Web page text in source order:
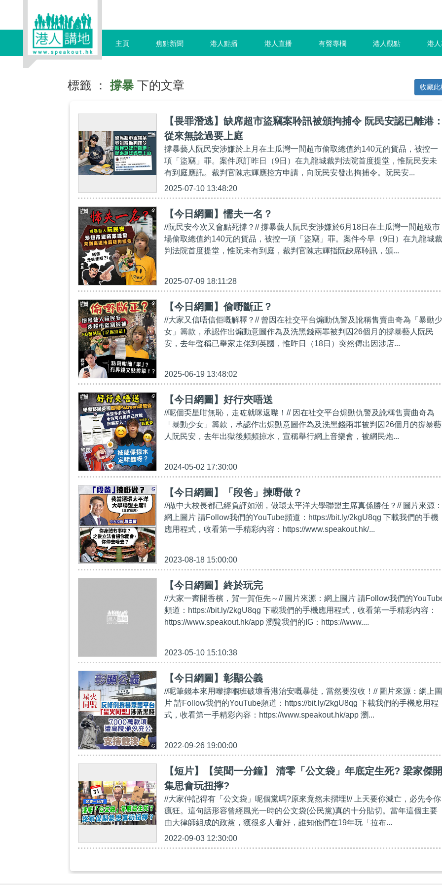
主頁 焦點新聞 港人點播 港人直播 有聲專欄 港人觀點 港
標籤 ： 撐暴 下的文章 收藏此
【畏罪潛逃】缺席超市盜竊案聆訊被頒拘捕令 阮民安認已離港
從來無諗過要上庭
撐暴藝人阮民安涉嫌於上月在土瓜灣一間超市偷取總值約140元的貨品，被控一
項「盜竊」罪。案件原訂昨日（9日）在九龍城裁判法院首度提堂，惟阮民安未
有到庭應訊。裁判官陳志輝應控方申請，向阮民安發出拘捕令。阮民安...
2025-07-10 13:48:20
【今日網圖】懦夫一名？
//阮民安今次又會點死撐？// 撐暴藝人阮民安涉嫌於6月18日在土瓜灣一間超級市
場偷取總值約140元的貨品，被控一項「盜竊」罪。案件今早（9日）在九龍城裁
判法院首度提堂，惟阮未有到庭，裁判官陳志輝指阮缺席聆訊，頒...
2025-07-09 18:11:28
【今日網圖】偷嘢斷正？
//大家又信唔信佢嘅解釋？// 曾因在社交平台煽動仇警及訛稱售賣曲奇為「暴動少
女」籌款，承認作出煽動意圖作為及洗黑錢兩罪被判囚26個月的撐暴藝人阮民
安，去年聲稱已舉家走佬到英國，惟昨日（18日）突然傳出因涉店...
2025-06-19 13:48:02
【今日網圖】好行夾唔送
//呢個奀星咁無恥，走咗就咪返嚟！// 因在社交平台煽動仇警及訛稱售賣曲奇為
「暴動少女」籌款，承認作出煽動意圖作為及洗黑錢兩罪被判囚26個月的撐暴藝
人阮民安，去年出獄後頻頻掠水，宣稱舉行網上音樂會，被網民炮...
2024-05-02 17:30:00
【今日網圖】「段爸」揀嘢做？
//做中大校長都已經負評如潮，做環太平洋大學聯盟主席真係勝任？// 圖片來源：
網上圖片 請Follow我們的YouTube頻道：https://bit.ly/2kgU8qg 下載我們的手機
應用程式，收看第一手精彩內容：https://www.speakout.hk/...
2023-08-18 15:00:00
【今日網圖】終於玩完
//大家一齊開香檳，賀一賀佢先～// 圖片來源：網上圖片 請Follow我們的
頻道：https://bit.ly/2kgU8qg 下載我們的手機應用程式，收看第一手精彩內容：
https://www.speakout.hk/app 瀏覽我們的IG：https://www....
2023-05-10 15:10:38
【今日網圖】彰顯公義
//呢筆錢本來用嚟撐嗰班破壞香港治安嘅暴徒，當然要沒收！// 圖片來源：網上圖
片 請Follow我們的YouTube頻道：https://bit.ly/2kgU8qg 下載我們的手機應用程
式，收看第一手精彩內容：https://www.speakout.hk/app 瀏...
2022-09-26 19:00:00
【短片】【笑聞一分鐘】 清零「公文袋」年底定生死? 梁家傑開
集思會玩扭擰?
//大家仲記得有「公文袋」呢個黨嗎?原來竟然未摺埋!// 上天要你滅亡，必先令你
瘋狂。這句話形容曾經風光一時的公文袋(公民黨)真的十分貼切。當年這個主要
由大律師組成的政黨，獲很多人看好，誰知他們在19年玩「拉布...
2022-09-03 12:30:00